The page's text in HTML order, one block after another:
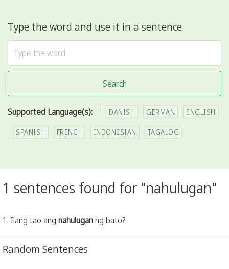
Type the word and use it in a sentence
Search
Supported Language(s): DANISH GERMAN ENGLISH
SPANISH FRENCH INDONESIAN TAGALOG
1 sentences found for "nahulugan"
1. Ilang tao ang nahuluganng bato?
Random Sentences